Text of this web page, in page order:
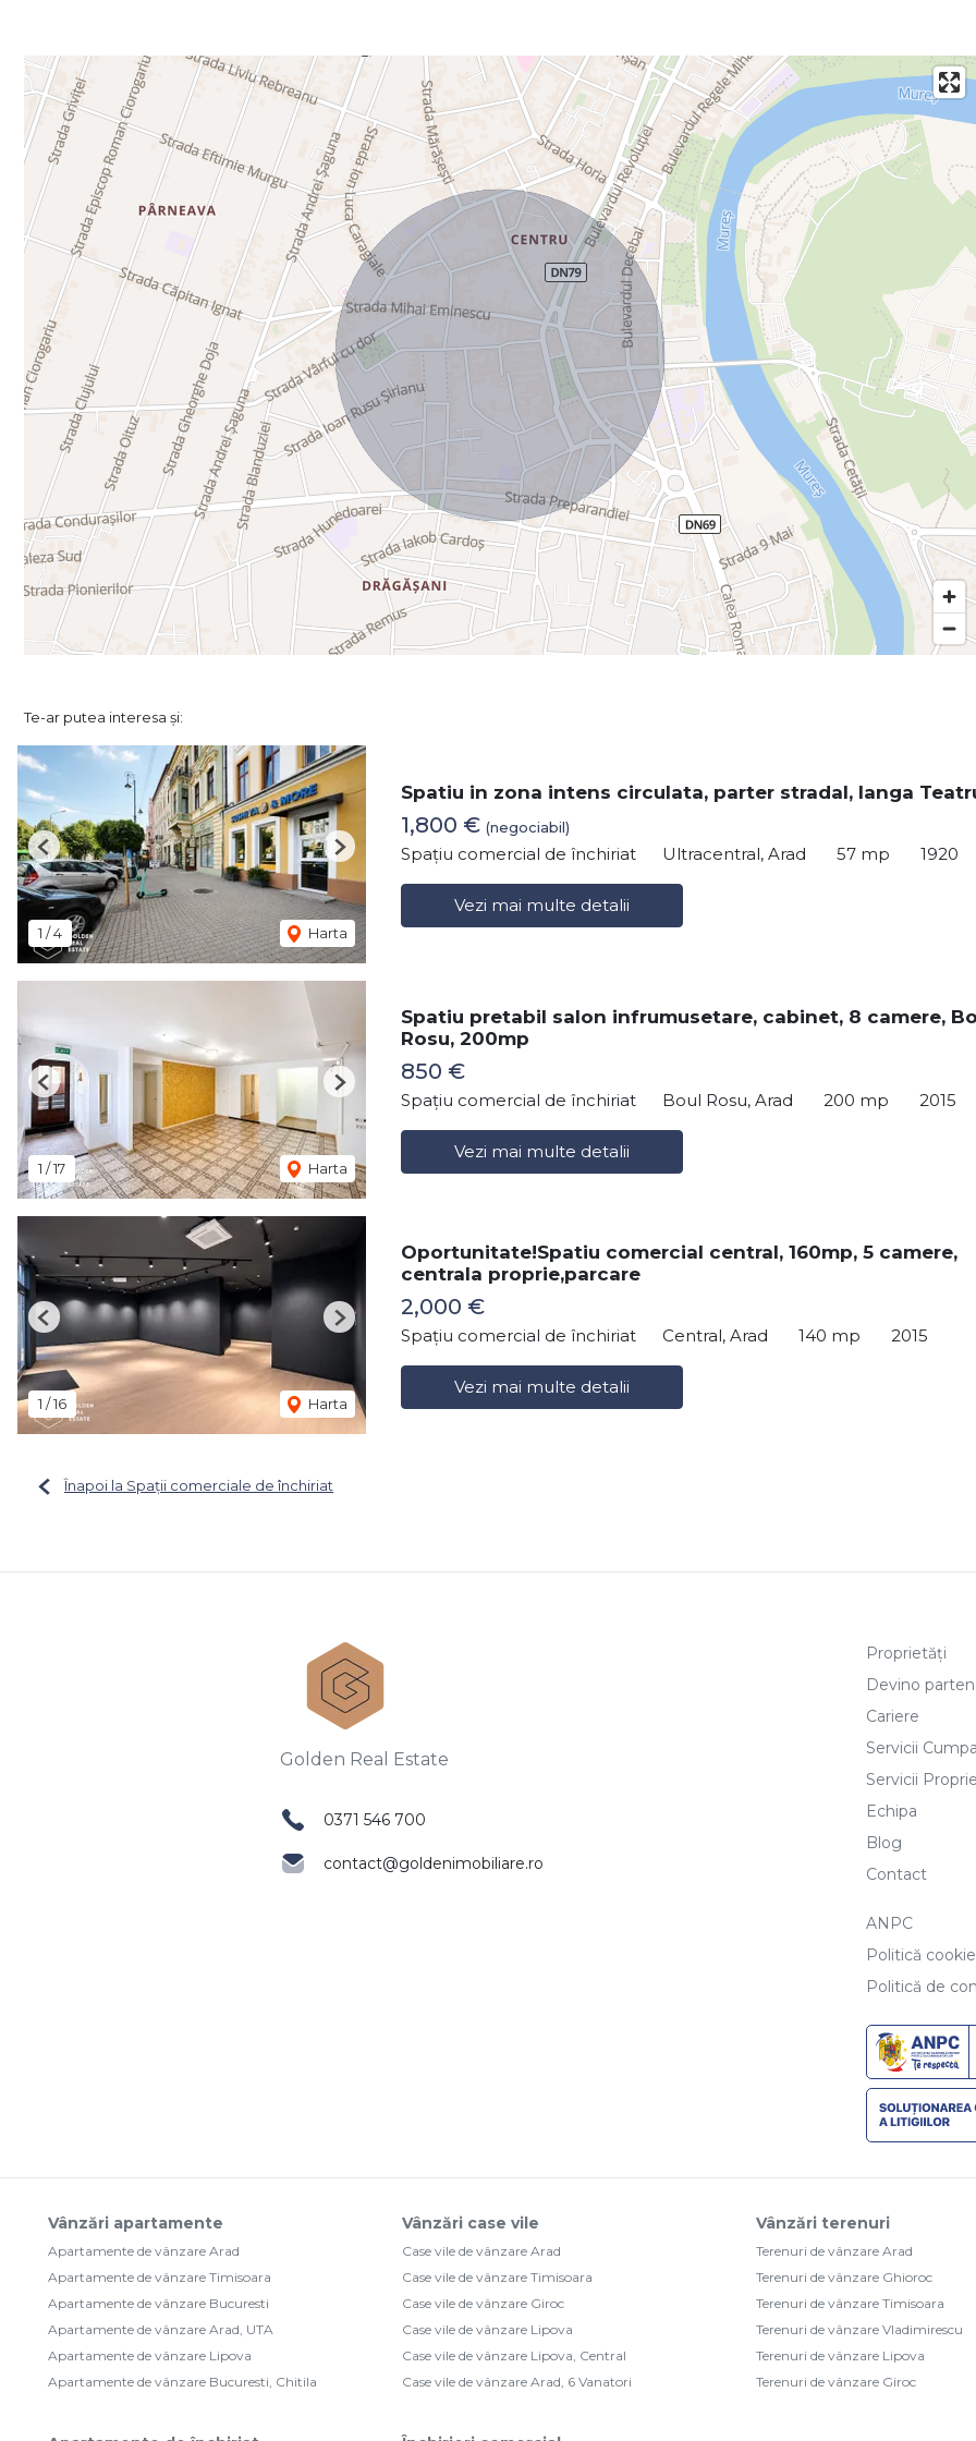
Agent exclusiv Golden Real Estate
Te-ar putea interesa și:
1 /4 Harta
Previous Next
Spatiu in zona intens circulata, parter stradal, langa
1,800 € (negociabil)
Spațiu comercial de închiriat Ultracentral, Arad 57 mp 1920
Vezi mai multe detalii
1 /17 Harta
Previous Next
Spatiu pretabil salon infrumusetare, cabinet, 8 camere,
Rosu, 200mp
850 €
Spațiu comercial de închiriat Boul Rosu, Arad 200 mp 2015
Vezi mai multe detalii
1 /16 Harta
Previous Next
Oportunitate!Spatiu comercial central, 160mp, 5 camere,
centrala proprie,parcare
2,000 €
Spațiu comercial de închiriat Central, Arad 140 mp 2015
Vezi mai multe detalii
Înapoi la Spații comerciale de închiriat
0371 546 700
contact@goldenimobiliare.ro
Proprietăți
Devino
Cariere
Servicii
Servicii
Echipa
Blog
Contact
ANPC
Politică
Politică de
Vânzări apartamente
Apartamente de vânzare Arad
Apartamente de vânzare Timisoara
Apartamente de vânzare Bucuresti
Apartamente de vânzare Arad, UTA
Apartamente de vânzare Lipova
Apartamente de vânzare Bucuresti, Chitila
Vânzări case vile
Case vile de vânzare Arad
Case vile de vânzare Timisoara
Case vile de vânzare Giroc
Case vile de vânzare Lipova
Case vile de vânzare Lipova, Central
Case vile de vânzare Arad, 6 Vanatori
Vânzări terenuri
Terenuri de vânzare Arad
Terenuri de vânzare Ghioroc
Terenuri de vânzare Timisoara
Terenuri de vânzare Vladimirescu
Terenuri de vânzare Lipova
Terenuri de vânzare Giroc